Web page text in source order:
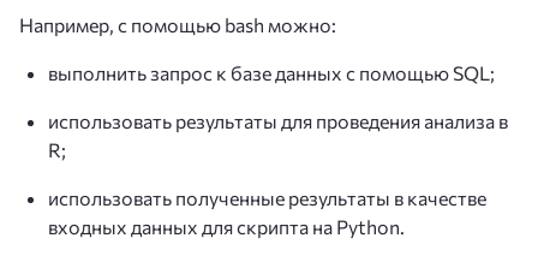
Например, с помощью bash можно:
выполнить запрос к базе данных с помощью SQL;
использовать результаты для проведения анализа в
R;
использовать полученные результаты в качестве
входных данных для скрипта на Python.